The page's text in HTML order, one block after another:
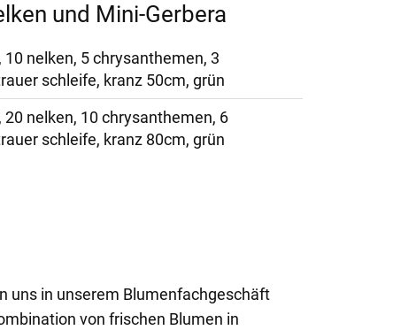
und Mini-Gerbera
10 nelken, 5 chrysanthemen, 3
schleife, kranz 50cm, grün
20 nelken, 10 chrysanthemen, 6
schleife, kranz 80cm, grün
uns in unserem Blumenfachgeschäft
von frischen Blumen in